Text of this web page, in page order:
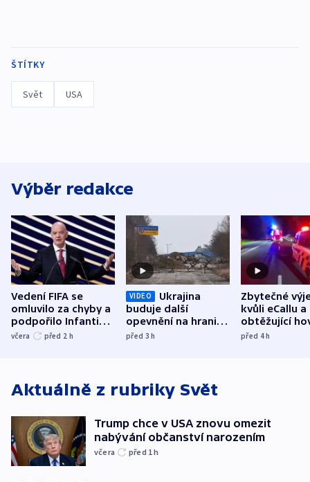
ŠTÍTKY
Svět USA
Výběr redakce
Vedení FIFA se
omluvilo za chyby a
podpořilo Infantina.
UEFA trvá na
včera před 2 h
VIDEO
Ukrajina
buduje další
opevnění na hranici
s Běloruskem
před 3h
Zbytečné
kvůli eCallu a
obtěžující
zdržují
před 4h
Aktuálně z rubriky Svět
Trump chce v USA znovu omezit
nabývání občanství narozením
včera před 1h